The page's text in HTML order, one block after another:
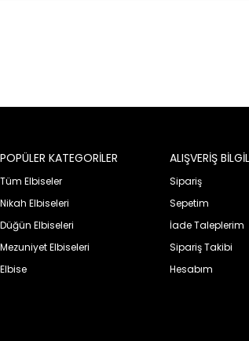
POPÜLER KATEGORİLER
Tüm Elbiseler
Nikah Elbiseleri
Düğün Elbiseleri
Mezuniyet Elbiseleri
Elbise
ALIŞVERİŞ
Sipariş
Sepetim
İade Taleplerim
Sipariş Takibi
Hesabım